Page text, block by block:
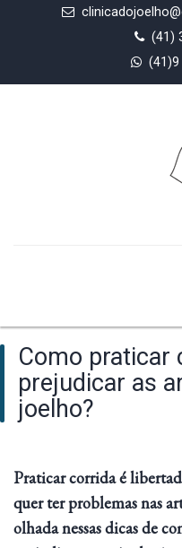
(41)
(41)9
Como praticar
prejudicar as
joelho?
Praticar corrida é
quer ter problemas nas
olhada nessas dicas de